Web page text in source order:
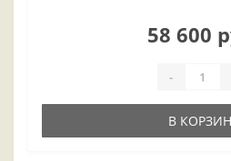
58 600
-
В